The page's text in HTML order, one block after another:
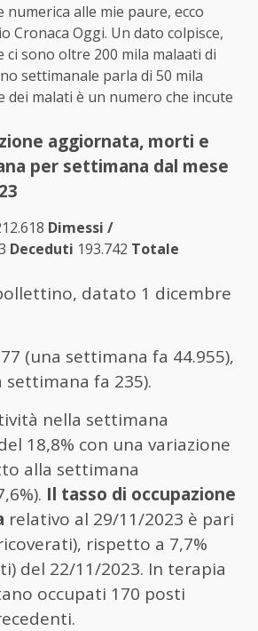
numerica alle mie paure, ecco
Cronaca Oggi. Un dato colpisce,
ci sono oltre 200 mila malaati di
settimanale parla di 50 mila
dei malati è un numero che incute
aggiornata, morti e
per settimana dal mese
Dimessi /
Deceduti 193.742 Totale
datato 1 dicembre
(una settimana fa 44.955),
fa 235).
nella settimana
18,8% con una variazione
alla settimana
Il tasso di occupazione
relativo al 29/11/2023 è pari
rispetto a 7,7%
del 22/11/2023. In terapia
occupati 170 posti